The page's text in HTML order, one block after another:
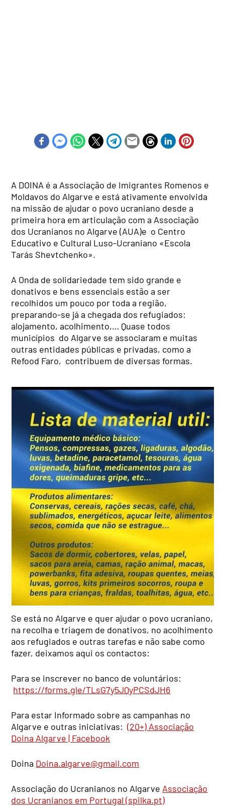
A DOINA é a Associação de Imigrantes Romenos e
Moldavos do Algarve e está ativamente envolvida
na missão de ajudar o povo ucraniano desde a
primeira hora em articulação com a Associação
dos Ucranianos no Algarve (AUA)e o Centro
Educativo e Cultural Luso-Ucraniano «Escola
Tarás Shevtchenko».
A Onda de solidariedade tem sido grande e
donativos e bens essenciais estão a ser
recolhidos um pouco por toda a região,
preparando-se já a chegada dos refugiados:
alojamento, acolhimento,… Quase todos
municípios do Algarve se associaram e muitas
outras entidades públicas e privadas, como a
Refood Faro, contribuem de diversas formas.
Se está no Algarve e quer ajudar o povo ucraniano,
na recolha e triagem de donativos, no acolhimento
aos refugiados e outras tarefas e não sabe como
fazer, deixamos aqui os contactos:
Para se inscrever no banco de voluntários:
https://forms.gle/TLsG7y5JQyPCSdJH6
Para estar Informado sobre as campanhas no
Algarve e outras iniciativas:(20+) Associação
Doina Algarve | Facebook
Doina Doina.algarve@gmail.com
Associação do Ucranianos no Algarve Associação
dos Ucranianos em Portugal (spilka.pt)